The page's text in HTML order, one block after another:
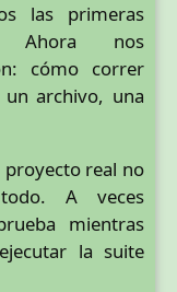
las primeras
nos
cómo correr
archivo, una
real no
A veces
mientras
la suite